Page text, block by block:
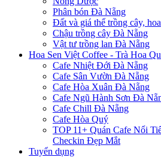
Phân bón Đà Nẵng
Đất và giá thể trồng cây, hoa
Chậu trồng cây Đà Nẵng
Vật tư trồng lan Đà Nẵng
Hoa Sen Việt Coffee - Trà Hoa
Cafe Nhiệt Đới Đà Nẵng
Cafe Sân Vườn Đà Nẵng
Cafe Hòa Xuân Đà Nẵng
Cafe Ngũ Hành Sơn Đà
Cafe Chill Đà Nẵng
Cafe Hòa Quý
TOP 11+ Quán Cafe Nổi
Checkin Đẹp Mắt
Tuyển dụng